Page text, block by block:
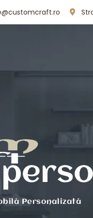
Personalizată